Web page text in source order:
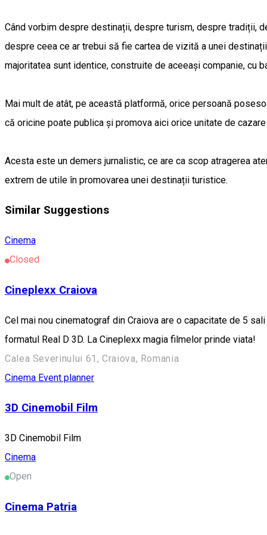
Când vorbim despre destinații, despre turism, despre tradiții,
despre ceea ce ar trebui să fie cartea de vizită a unei
majoritatea sunt identice, construite de aceeași companie, cu
Mai mult de atât, pe această platformă, orice persoană
că oricine poate publica și promova aici orice unitate de
Acesta este un demers jurnalistic, ce are ca scop atragerea
extrem de utile în promovarea unei destinații turistice.
Similar Suggestions
Cinema
Closed
Cineplexx Craiova
Cel mai nou cinematograf din Craiova are o capacitate de 5
formatul Real D 3D. La Cineplexx magia filmelor prinde viata!
Calea Severinului 61, Craiova, Romania
Cinema Event planner
3D Cinemobil Film
3D Cinemobil Film
Cinema
Open
Cinema Patria